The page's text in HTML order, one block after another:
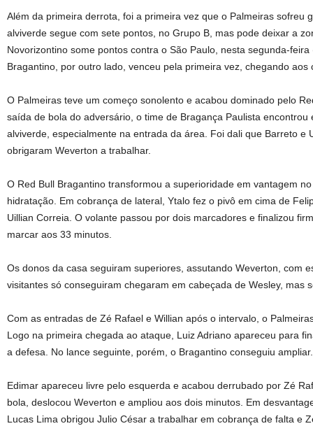
Além da primeira derrota, foi a primeira vez que o Palmeiras sofreu
alviverde segue com sete pontos, no Grupo B, mas pode deixar a
Novorizontino some pontos contra o São Paulo, nesta segunda-
Bragantino, por outro lado, venceu pela primeira vez, chegando aos
O Palmeiras teve um começo sonolento e acabou dominado pelo
saída de bola do adversário, o time de Bragança Paulista
alviverde, especialmente na entrada da área. Foi dali que Barreto e
obrigaram Weverton a trabalhar.
O Red Bull Bragantino transformou a superioridade em vantagem
hidratação. Em cobrança de lateral, Ytalo fez o pivô em cima de
Uillian Correia. O volante passou por dois marcadores e finalizou
marcar aos 33 minutos.
Os donos da casa seguiram superiores, assutando Weverton, com
visitantes só conseguiram chegaram em cabeçada de Wesley, mas
Com as entradas de Zé Rafael e Willian após o intervalo, o
Logo na primeira chegada ao ataque, Luiz Adriano apareceu para
a defesa. No lance seguinte, porém, o Bragantino conseguiu ampliar.
Edimar apareceu livre pelo esquerda e acabou derrubado por Zé
bola, deslocou Weverton e ampliou aos dois minutos. Em
Lucas Lima obrigou Julio César a trabalhar em cobrança de falta e